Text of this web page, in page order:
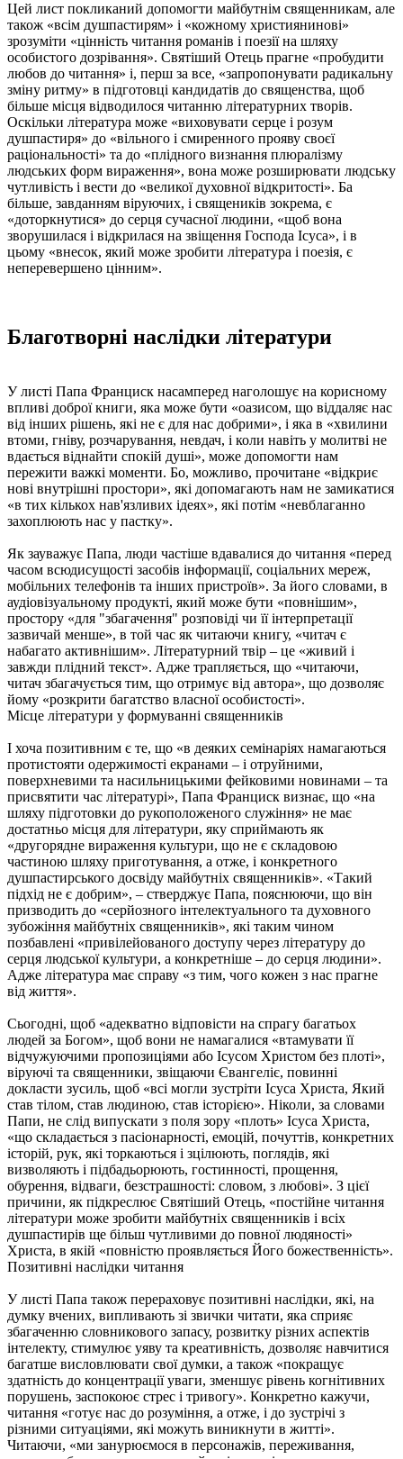
Цей лист покликаний допомогти майбутнім священникам, але
також «всім душпастирям» і «кожному християнинові»
зрозуміти «цінність читання романів і поезії на шляху
особистого дозрівання». Святіший Отець прагне «пробудити
любов до читання» і, перш за все, «запропонувати радикальну
зміну ритму» в підготовці кандидатів до священства, щоб
більше місця відводилося читанню літературних творів.
Оскільки література може «виховувати серце і розум
душпастиря» до «вільного і смиренного прояву своєї
раціональності» та до «плідного визнання плюралізму
людських форм вираження», вона може розширювати людську
чутливість і вести до «великої духовної відкритості». Ба
більше, завданням віруючих, і священиків зокрема, є
«доторкнутися» до серця сучасної людини, «щоб вона
зворушилася і відкрилася на звіщення Господа Ісуса», і в
цьому «внесок, який може зробити література і поезія, є
неперевершено цінним».
Благотворні наслідки літератури
У листі Папа Франциск насамперед наголошує на корисному
впливі доброї книги, яка може бути «оазисом, що віддаляє нас
від інших рішень, які не є для нас добрими», і яка в «хвилини
втоми, гніву, розчарування, невдач, і коли навіть у молитві не
вдається віднайти спокій душі», може допомогти нам
пережити важкі моменти. Бо, можливо, прочитане «відкриє
нові внутрішні простори», які допомагають нам не замикатися
«в тих кількох нав'язливих ідеях», які потім «невблаганно
захоплюють нас у пастку».
Як зауважує Папа, люди частіше вдавалися до читання «перед
часом всюдисущості засобів інформації, соціальних мереж,
мобільних телефонів та інших пристроїв». За його словами, в
аудіовізуальному продукті, який може бути «повнішим»,
простору «для "збагачення" розповіді чи її інтерпретації
зазвичай менше», в той час як читаючи книгу, «читач є
набагато активнішим». Літературний твір – це «живий і
завжди плідний текст». Адже трапляється, що «читаючи,
читач збагачується тим, що отримує від автора», що дозволяє
йому «розкрити багатство власної особистості».
Місце літератури у формуванні священників
І хоча позитивним є те, що «в деяких семінаріях намагаються
протистояти одержимості екранами – і отруйними,
поверхневими та насильницькими фейковими новинами – та
присвятити час літературі», Папа Франциск визнає, що «на
шляху підготовки до рукоположеного служіння» не має
достатньо місця для літератури, яку сприймають як
«другорядне вираження культури, що не є складовою
частиною шляху приготування, а отже, і конкретного
душпастирського досвіду майбутніх священників». «Такий
підхід не є добрим», – стверджує Папа, пояснюючи, що він
призводить до «серйозного інтелектуального та духовного
зубожіння майбутніх священників», які таким чином
позбавлені «привілейованого доступу через літературу до
серця людської культури, а конкретніше – до серця людини».
Адже література має справу «з тим, чого кожен з нас прагне
від життя».
Сьогодні, щоб «адекватно відповісти на спрагу багатьох
людей за Богом», щоб вони не намагалися «втамувати її
відчужуючими пропозиціями або Ісусом Христом без плоті»,
віруючі та священники, звіщаючи Євангеліє, повинні
докласти зусиль, щоб «всі могли зустріти Ісуса Христа, Який
став тілом, став людиною, став історією». Ніколи, за словами
Папи, не слід випускати з поля зору «плоть» Ісуса Христа,
«що складається з пасіонарності, емоцій, почуттів, конкретних
історій, рук, які торкаються і зцілюють, поглядів, які
визволяють і підбадьорюють, гостинності, прощення,
обурення, відваги, безстрашності: словом, з любові». З цієї
причини, як підкреслює Святіший Отець, «постійне читання
літератури може зробити майбутніх священників і всіх
душпастирів ще більш чутливими до повної людяності»
Христа, в якій «повністю проявляється Його божественність».
Позитивні наслідки читання
У листі Папа також перераховує позитивні наслідки, які, на
думку вчених, випливають зі звички читати, яка сприяє
збагаченню словникового запасу, розвитку різних аспектів
інтелекту, стимулює уяву та креативність, дозволяє навчитися
багатше висловлювати свої думки, а також «покращує
здатність до концентрації уваги, зменшує рівень когнітивних
порушень, заспокоює стрес і тривогу». Конкретно кажучи,
читання «готує нас до розуміння, а отже, і до зустрічі з
різними ситуаціями, які можуть виникнути в житті».
Читаючи, «ми занурюємося в персонажів, переживання,